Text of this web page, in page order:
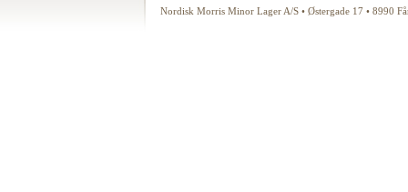
Nordisk Morris Minor Lager A/S • Østergade 17 • 8990